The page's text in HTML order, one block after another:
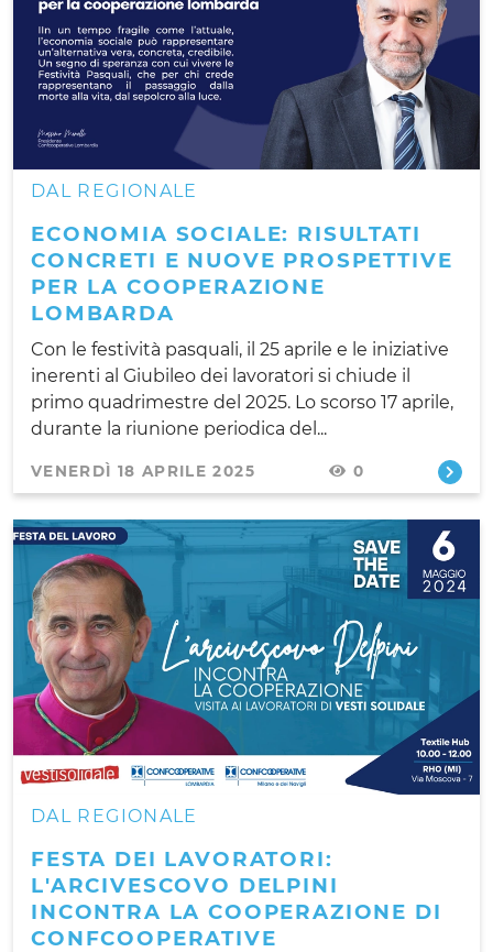
DAL REGIONALE
ECONOMIA SOCIALE: RISULTATI
CONCRETI E NUOVE PROSPETTIVE
PER LA COOPERAZIONE
LOMBARDA
Con le festività pasquali, il 25 aprile e le iniziative
inerenti al Giubileo dei lavoratori si chiude il
primo quadrimestre del 2025. Lo scorso 17 aprile,
durante la riunione periodica del...
VENERDÌ 18 APRILE 2025 0
DAL REGIONALE
FESTA DEI LAVORATORI:
L'ARCIVESCOVO DELPINI
INCONTRA LA COOPERAZIONE DI
CONFCOOPERATIVE